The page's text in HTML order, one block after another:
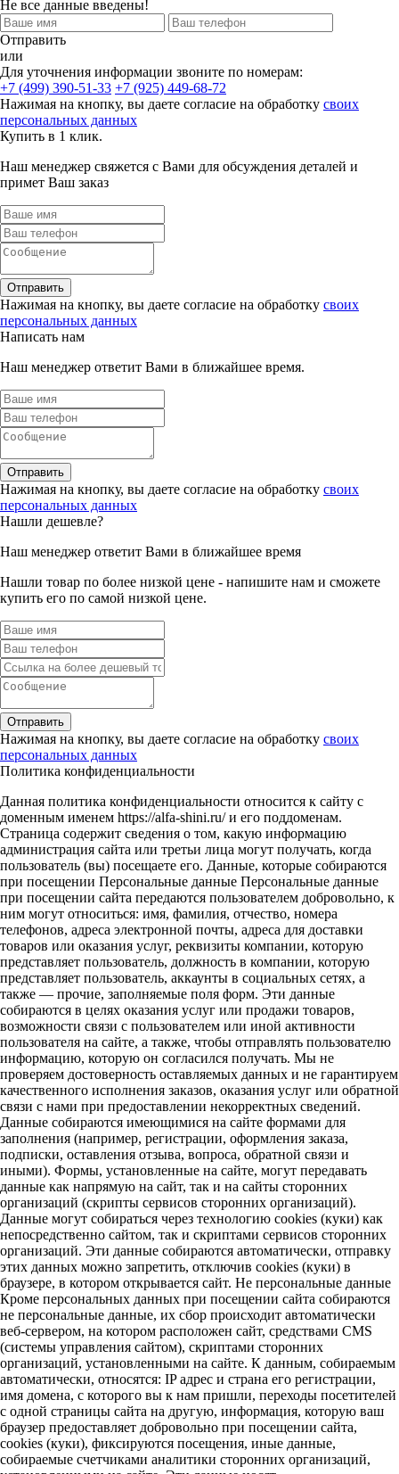
Не все данные введены!
Отправить
или
Для уточнения информации звоните по номерам:
+7 (499) 390-51-33 +7 (925) 449-68-72
Нажимая на кнопку, вы даете согласие на обработку своих
персональных данных
Купить в 1 клик.
Наш менеджер свяжется с Вами для обсуждения деталей и
примет Ваш заказ
Отправить
Нажимая на кнопку, вы даете согласие на обработку своих
персональных данных
Написать нам
Наш менеджер ответит Вами в ближайшее время.
Отправить
Нажимая на кнопку, вы даете согласие на обработку своих
персональных данных
Нашли дешевле?
Наш менеджер ответит Вами в ближайшее время
Нашли товар по более низкой цене - напишите нам и сможете
купить его по самой низкой цене.
Отправить
Нажимая на кнопку, вы даете согласие на обработку своих
персональных данных
Политика конфиденциальности
Данная политика конфиденциальности относится к сайту с
доменным именем https://alfa-shini.ru/ и его поддоменам.
Страница содержит сведения о том, какую информацию
администрация сайта или третьи лица могут получать, когда
пользователь (вы) посещаете его. Данные, которые собираются
при посещении Персональные данные Персональные данные
при посещении сайта передаются пользователем добровольно, к
ним могут относиться: имя, фамилия, отчество, номера
телефонов, адреса электронной почты, адреса для доставки
товаров или оказания услуг, реквизиты компании, которую
представляет пользователь, должность в компании, которую
представляет пользователь, аккаунты в социальных сетях, а
также — прочие, заполняемые поля форм. Эти данные
собираются в целях оказания услуг или продажи товаров,
возможности связи с пользователем или иной активности
пользователя на сайте, а также, чтобы отправлять пользователю
информацию, которую он согласился получать. Мы не
проверяем достоверность оставляемых данных и не гарантируем
качественного исполнения заказов, оказания услуг или обратной
связи с нами при предоставлении некорректных сведений.
Данные собираются имеющимися на сайте формами для
заполнения (например, регистрации, оформления заказа,
подписки, оставления отзыва, вопроса, обратной связи и
иными). Формы, установленные на сайте, могут передавать
данные как напрямую на сайт, так и на сайты сторонних
организаций (скрипты сервисов сторонних организаций).
Данные могут собираться через технологию cookies (куки) как
непосредственно сайтом, так и скриптами сервисов сторонних
организаций. Эти данные собираются автоматически, отправку
этих данных можно запретить, отключив cookies (куки) в
браузере, в котором открывается сайт. Не персональные данные
Кроме персональных данных при посещении сайта собираются
не персональные данные, их сбор происходит автоматически
веб-сервером, на котором расположен сайт, средствами CMS
(системы управления сайтом), скриптами сторонних
организаций, установленными на сайте. К данным, собираемым
автоматически, относятся: IP адрес и страна его регистрации,
имя домена, с которого вы к нам пришли, переходы посетителей
с одной страницы сайта на другую, информация, которую ваш
браузер предоставляет добровольно при посещении сайта,
cookies (куки), фиксируются посещения, иные данные,
собираемые счетчиками аналитики сторонних организаций,